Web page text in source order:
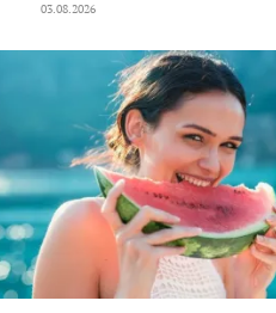
03.08.2026